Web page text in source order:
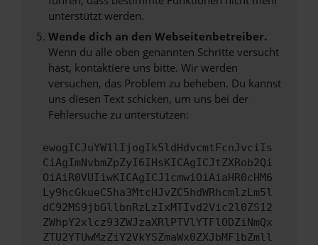
unterstützt werden.
Wende dich an den Webseitenbetreiber.
Wenn du alle oben genannten Schritte versucht
hast, kontaktiere uns bitte. Wir werden
versuchen, das Problem zu beheben. Du kannst
uns diesen Text schicken, um uns bei der
Fehlersuche zu unterstützen:
ewogICJuYW1lIjogIk5ldHdvcmtFcnJvciIs
CiAgImNvbmZpZyI6IHsKICAgICJtZXRob2Qi
OiAiR0VUIiwKICAgICJ1cmwiOiAiaHR0cHM6
Ly9hcGkueC5ha3MtcHJvZC5hdWRhcmlzLm5l
dC92MS9jbGllbnRzLzIxMTIvd2Vic2l0ZS12
ZWhpY2xlcz93ZWJzaXRlPTVlYTFlODZiNmQx
ZTU2YTUwMzZiY2VkYSZmaWx0ZXJbMF1bZmll